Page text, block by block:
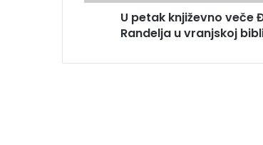
U petak književno veče
Randelja u vranjskoj